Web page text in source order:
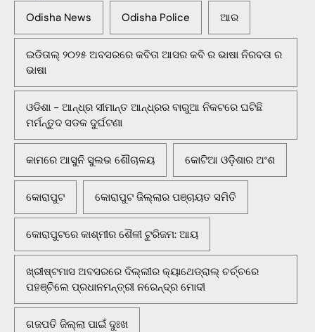
Odisha News Odisha Police ଆର
ଇଡିତାଲ୍ ୨୦୨୫ ଅବସରରେ କବିତା ଆସର କବି ର ଭାଷା ନିରବତା ର
ଭାଷା
ଓଡିଶା - ଆନ୍ଧ୍ର ସୀମାନ୍ତ ଆନ୍ଧ୍ରର ବାରୁଆ ନିକଟରେ ଘଟିଛି
ମର୍ମନ୍ତୁଦ ସଡକ ଦୁର୍ଘଟଣା
କାମରେ ଆସୁନି ସୁଲଭ ଶୌଚାଳୟ କୋଟିଆ ଓଡ଼ିଶାର ଅଂଶ
କୋରାପୁଟ କୋରାପୁଟ ଜିଲ୍ଲାର ପଞ୍ଚାୟତ ସମିତି
କୋରାପୁଟରେ କାଶ୍ମୀର ଶୈଳୀ ଟୁରିଜମ: ଆୟ
ଖ୍ରୀଷ୍ଟମାସ ଅବସରରେ ଦିଲ୍ଲୀର କ୍ୟାଥେଡ୍ରାଲ୍ ଚର୍ଚ୍ଚରେ
ପହଞ୍ଚିଲେ ପ୍ରଧାନମନ୍ତ୍ରୀ ନରେନ୍ଦ୍ର ମୋଦୀ
ଗଜପତି ଜିଲ୍ଲା ପାଇଁ ଦୁଃଖ